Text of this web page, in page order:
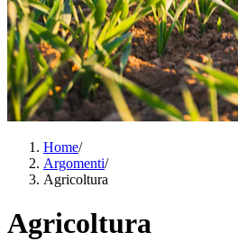
Home/
Argomenti/
Agricoltura
Agricoltura